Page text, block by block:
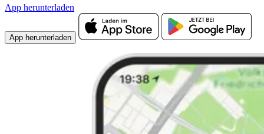
App herunterladen
App herunterladen